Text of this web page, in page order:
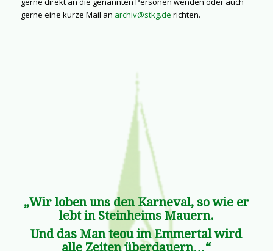
gerne eine kurze Mail an archiv@stkg.de richten.
„Wir loben uns den Karneval, so wie er
lebt in Steinheims Mauern.
Und das Man teou im Emmertal wird
alle Zeiten überdauern…“